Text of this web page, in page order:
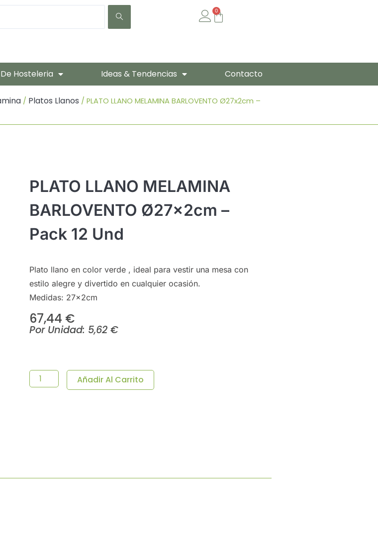
0
Cart
Hosteleria Ideas & Tendencias Contacto
/ Platos Llanos / PLATO LLANO MELAMINA BARLOVENTO Ø27x2cm –
PLATO LLANO MELAMINA
BARLOVENTO Ø27x2cm –
Pack 12 Und
Plato llano en color verde , ideal para vestir una mesa con
estilo alegre y divertido en cualquier ocasión.
Medidas: 27x2cm
67,44 €
Por Unidad: 5,62€
MELAMINA
BARLOVENTOAñadir Al Carrito